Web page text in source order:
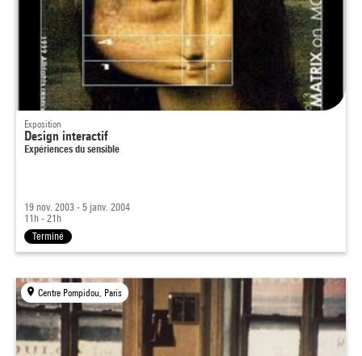
Exposition
Design interactif
Expériences du sensible
19 nov. 2003 - 5 janv. 2004
11h - 21h
Terminé
Centre Pompidou, Paris